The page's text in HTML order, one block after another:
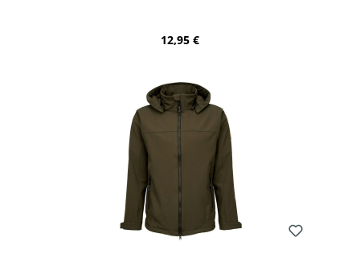
Regulärer Preis:
12,95 €